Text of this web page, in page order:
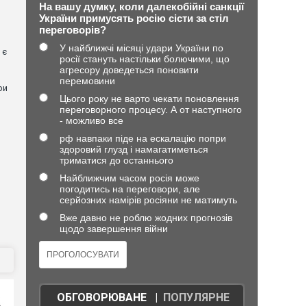
є
На вашу думку, коли далекобійні санкції
України примусять росію сісти за стіл
переговорів?
У найближчі місяці удари України по
росії стануть настільки болючими, що
агресору доведеться поновити
перемовини
Цього року не варто чекати поновлення
переговорного процесу. А от наступного
- можливо все
рф навпаки піде на ескалацію попри
здоровий глузд і намагатиметься
триматися до останнього
Найближчим часом росія може
погодитись на переговори, але
серйозних намірів росіяни не матимуть
Вже давно не роблю жодних прогнозів
щодо завершення війни
ОБГОВОРЮВАНЕ| ПОПУЛЯРНЕ